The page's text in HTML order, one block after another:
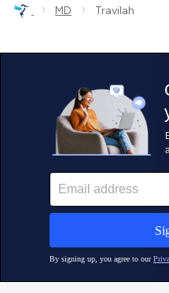
› MD › Travilah